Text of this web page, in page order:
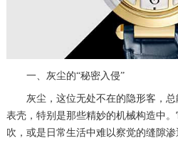
一、灰尘的“秘密入侵”
灰尘，这位无处不在的隐形客，总
表壳，特别是那些精妙的机械构造中
吹，或是日常生活中难以察觉的缝隙